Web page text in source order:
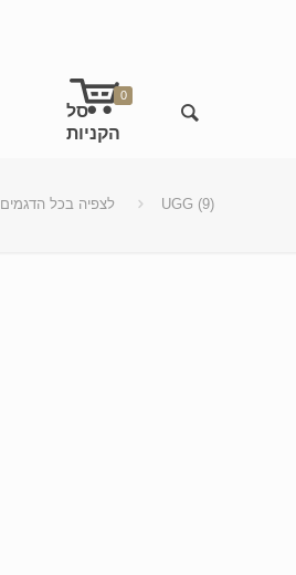
0
לצפיה בכל הדגמים UGG (9)